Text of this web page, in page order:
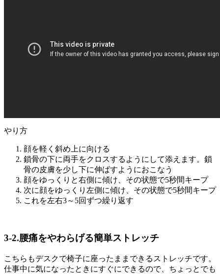
やり方
顔を軽く斜め上に向ける
鎖骨の下に両手をクロスするようにして添えます。鎖
骨の皮膚を少し下に伸ばすようにおこなう
顔をゆっくりと右側に傾け、その状態で5秒間キープ
次に顔をゆっくり左側に傾け、その状態で5秒間キープ
これを左右3～5回ずつ繰り返す
3-2.腰痛をやわらげる簡単ストレッチ
こちらもデスクで椅子に座ったままできるストレッチです。
仕事中に気になったときにすぐにできるので、ちょっとでも